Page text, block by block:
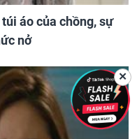
áo của chồng, sự
nở
✕